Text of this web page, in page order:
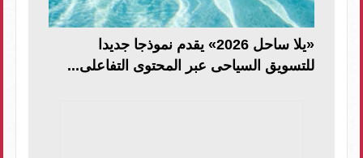
«يلا ساحل 2026» يقدم نموذجا جديدا
للتسويق السياحى عبر المحتوى التفاعلى...